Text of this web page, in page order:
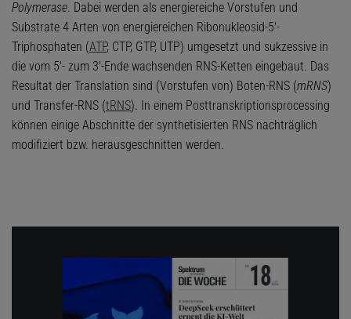
Polymerase. Dabei werden als energiereiche Vorstufen und
Substrate 4 Arten von energiereichen Ribonukleosid-5'-
Triphosphaten (ATP, CTP, GTP, UTP) umgesetzt und sukzessive in
die vom 5'- zum 3'-Ende wachsenden RNS-Ketten eingebaut. Das
Resultat der Translation sind (Vorstufen von) Boten-RNS (mRNS)
und Transfer-RNS (tRNS). In einem Posttranskriptionsprocessing
können einige Abschnitte der synthetisierten RNS nachträglich
modifiziert bzw. herausgeschnitten werden.